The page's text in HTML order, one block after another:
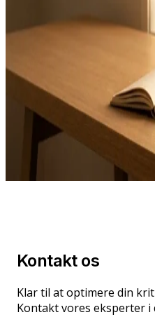
Mon-Fri 8-16
Location
Kontakt os
Klar til at optimere din
Kontakt vores eksperter i